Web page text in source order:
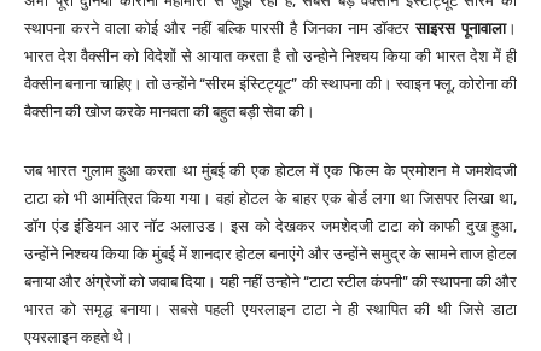
स्थापना करने वाला कोई और नहीं बल्कि पारसी है जिनका नाम डॉक्टरसाइरस पूनावाला।
भारत देश वैक्सीन को विदेशों से आयात करता है तो उन्होने निश्चय किया की भारत देश में ही
वैक्सीन बनाना चाहिए। तो उन्होंने “सीरम इंस्टिट्यूट” की स्थापना की। स्वाइन फ्लू, कोरोना की
वैक्सीन की खोज करके मानवता की बहुत बड़ी सेवा की।
जब भारत गुलाम हुआ करता था मुंबई की एक होटल में एक फिल्म के प्रमोशन मे जमशेदजी
टाटा को भी आमंत्रित किया गया। वहां होटल के बाहर एक बोर्ड लगा था जिसपर लिखा था,
डॉग एंड इंडियन आर नॉट अलाउड। इस को देखकर जमशेदजी टाटा को काफी दुख हुआ,
उन्होंने निश्चय किया कि मुंबई में शानदार होटल बनाएंगे और उन्होंने समुद्र के सामने ताज होटल
बनाया और अंग्रेजों को जवाब दिया। यही नहीं उन्होने “टाटा स्टील कंपनी” की स्थापना की और
भारत को समृद्ध बनाया। सबसे पहली एयरलाइन टाटा ने ही स्थापित की थी जिसे डाटा
एयरलाइन कहते थे।